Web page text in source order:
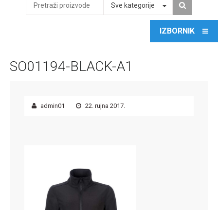
Sve kategorije
SO01194-BLACK-A1
admin01 22. rujna 2017.